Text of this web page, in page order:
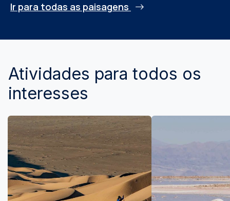
Ir para todas as paisagens
Atividades para todos os
interesses